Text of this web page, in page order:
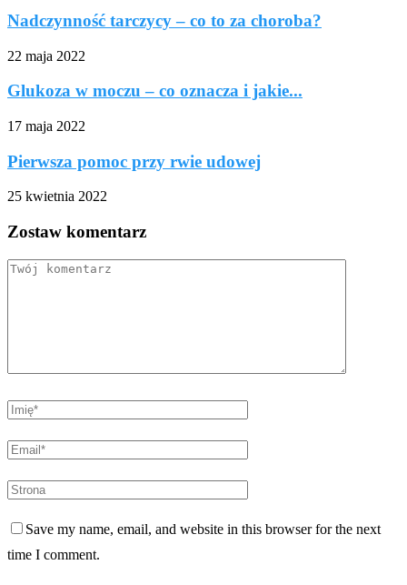
Nadczynność tarczycy – co to za choroba?
22 maja 2022
Glukoza w moczu – co oznacza i jakie...
17 maja 2022
Pierwsza pomoc przy rwie udowej
25 kwietnia 2022
Zostaw komentarz
Save my name, email, and website in this browser for the next
time I comment.